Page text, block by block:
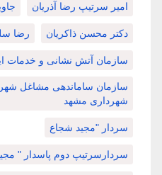
امیر سرتیپ رضا آذریان
دکتر محسن ذاکریان رضا
سازمان آتش نشانی و خدمات
سازمان ساماندهی مشاغل
شهرداری مشهد
سردار "مجید شجاع
سردارسرتیپ دوم پاسدار "